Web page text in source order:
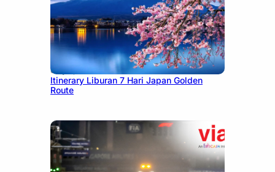
July 7, 2026
Itinerary Liburan 7 Hari Japan Golden
Route